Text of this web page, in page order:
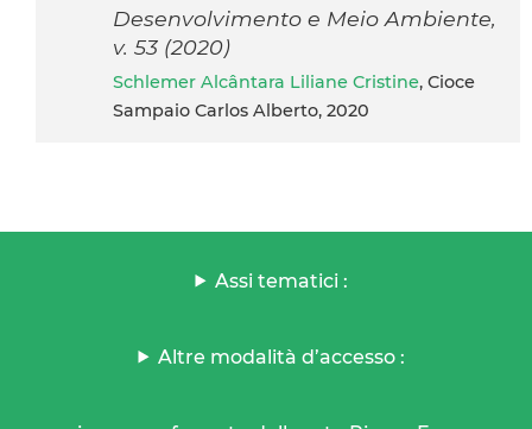
Desenvolvimento e Meio Ambiente,
v. 53 (2020)
Schlemer Alcântara Liliane Cristine, Cioce
Sampaio Carlos Alberto, 2020
Assi tematici :
Altre modalità d’accesso :